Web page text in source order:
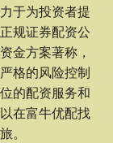
于为投资者提
规证券配资公
金方案著称，
格的风险控制
的配资服务和
在富牛优配找
。